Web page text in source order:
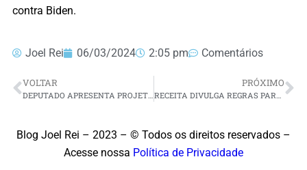
contra Biden.
Joel Rei 06/03/2024 2:05 pm Comentários
VOLTAR PRÓXIMO
Blog Joel Rei – 2023 – © Todos os direitos reservados –
Acesse nossa Política de Privacidade